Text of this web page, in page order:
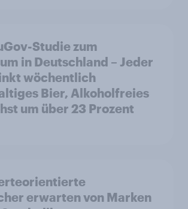
Studie zum
in Deutschland – Jeder
wöchentlich
Bier, Alkoholfreies
um über 23 Prozent
erwarten von Marken